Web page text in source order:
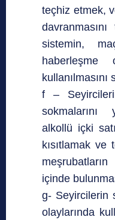
teçhiz etmek,
sistemin,
haberleşme
kullanılmasını
f –
sokmalarını
alkollü içki
kısıtlamak
içinde
g- Seyircilerin
olaylarında